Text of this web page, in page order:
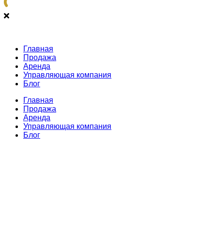
Главная
Продажа
Аренда
Управляющая компания
Блог
Главная
Продажа
Аренда
Управляющая компания
Блог